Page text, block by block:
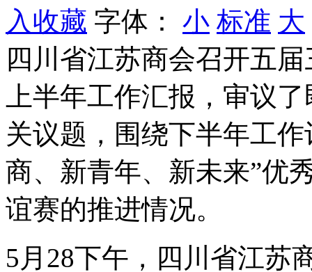
入收藏 字体： 小 标准 大
四川省江苏商会召开五
上半年工作汇报，审议
关议题，围绕下半年工
商、新青年、新未来”优
谊赛的推进情况。
5月28下午，四川省江苏